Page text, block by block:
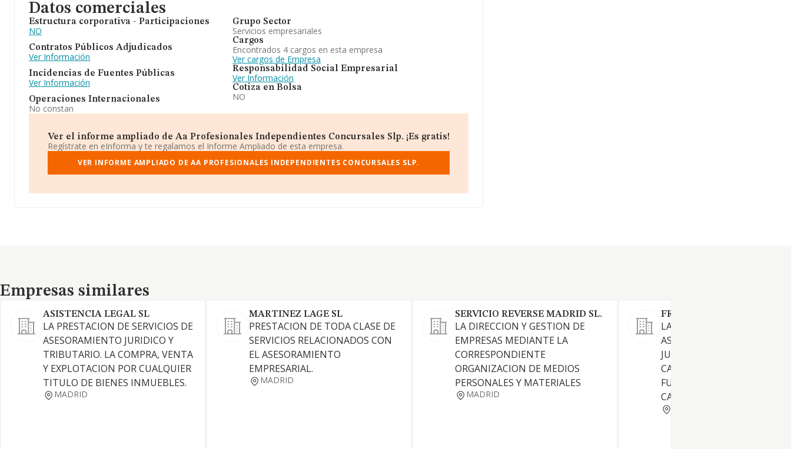
Datos comerciales
Estructura corporativa - Participaciones
NO
Contratos Públicos Adjudicados
Ver Información
Incidencias de Fuentes Públicas
Ver Información
Operaciones Internacionales
No constan
Grupo Sector
Servicios empresariales
Cargos
Encontrados 4 cargos en esta empresa
Ver cargos de Empresa
Responsabilidad Social Empresarial
Ver Información
Cotiza en Bolsa
NO
Ver el informe ampliado de Aa Profesionales Independientes Concursales Slp. ¡Es gratis!
Regístrate en eInforma y te regalamos el Informe Ampliado de esta empresa.
VER INFORME AMPLIADO DE AA PROFESIONALES INDEPENDIENTES CONCURSALES SLP.
Empresas similares
Empresas similares
ASISTENCIA LEGAL SL
LA PRESTACION DE SERVICIOS DE
ASESORAMIENTO JURIDICO Y
TRIBUTARIO. LA COMPRA, VENTA
Y EXPLOTACION POR CUALQUIER
TITULO DE BIENES INMUEBLES.
MADRID
MARTINEZ LAGE SL
PRESTACION DE TODA CLASE DE
SERVICIOS RELACIONADOS CON
EL ASESORAMIENTO
EMPRESARIAL.
MADRID
SERVICIO REVERSE MADRID SL.
LA DIRECCION Y GESTION DE
EMPRESAS MEDIANTE LA
CORRESPONDIENTE
ORGANIZACION DE MEDIOS
PERSONALES Y MATERIALES
MADRID
FRAYLEX SL
LA PRESTACION DE
ASESORAMIENTO Y DEFENSA
JURIDICOS EN TODOS LOS
CAMPOS Y
FUNDAMENTALMENTE EN
CAMPO LABORAL Y SOCIAL